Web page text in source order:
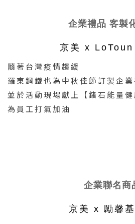
企業禮品 客製
京美 x LoToun
隨著台灣疫情趨緩
羅東鋼鐵也為中秋佳節訂製企業
並於活動現場獻上【鍺石能量健
為員工打氣加油
企業聯名商
京美 x 勵馨